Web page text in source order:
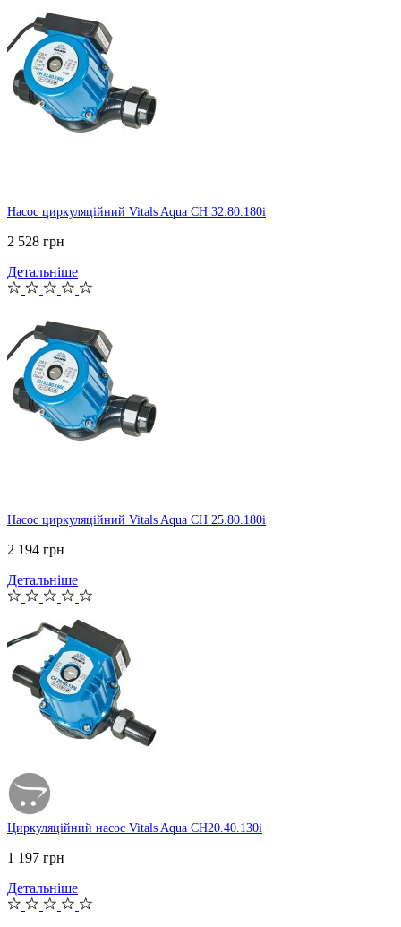
Насос циркуляційний Vitals Aqua CH 32.80.180i
2 528 грн
Детальніше
Насос циркуляційний Vitals Aqua CH 25.80.180i
2 194 грн
Детальніше
Циркуляційний насос Vitals Aqua CH20.40.130i
1 197 грн
Детальніше